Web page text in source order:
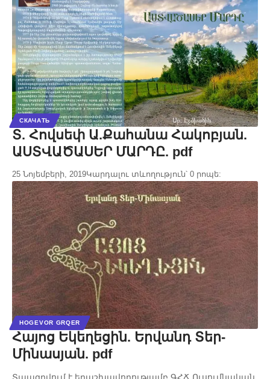
СКАЧАТЬ
Տ. Հովսեփ Ա.Քահանա Հակոբյան.
ԱՍՏՎԱԾԱՍԵՐ ՄԱՐԴԸ. pdf
25 Նոյեմբերի, 2019Կարդալու տևողություն՝ 0 րոպե:
HOGEVOR GRQER
Հայոց Եկեղեցին. Երվանդ Տեր-
Մինասյան. pdf